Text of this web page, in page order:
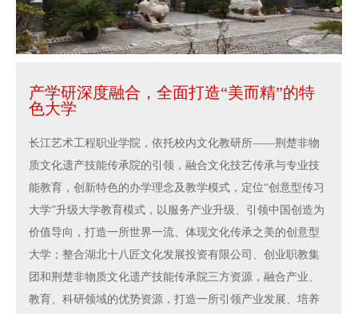
产学研深度融合，全面打造“美而精”的特
色大学
长江艺术工程职业学院，依托校内文化教研所——荆楚非物
质文化遗产技能传承院的引领，融合文化技艺传承与专业技
能教育，创新特色的办学理念及教学模式，定位“创意型传习
大学”升级大学教育模式，以服务产业升级、引领中国创造为
价值导向，打造一所世界一流、体现文化传承之美的创意型
大学；整合湖北十八匠文化发展投资有限公司、创业职教集
团和荆楚非物质文化遗产技能传承院三方资源，融合产业、
教育、科研领域的优势资源，打造一所引领产业发展、培养